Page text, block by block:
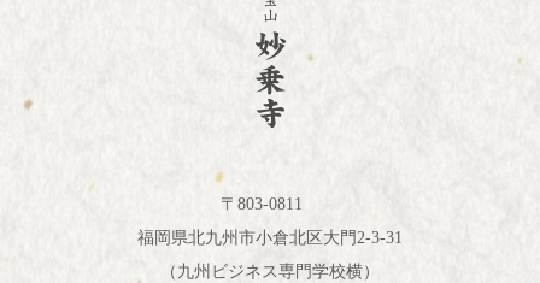
〒803-0811
福岡県北九州市小倉北区大門2-3-31
（九州ビジネス専門学校横）